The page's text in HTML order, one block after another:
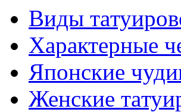
Виды
Характерные
Японские
Женские